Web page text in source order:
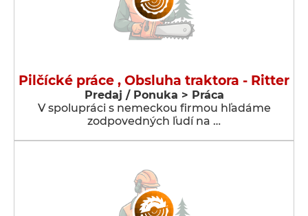
Pilčícké práce , Obsluha traktora - Ritter
Predaj / Ponuka > Práca
V spolupráci s nemeckou firmou hľadáme
zodpovedných ľudí na …